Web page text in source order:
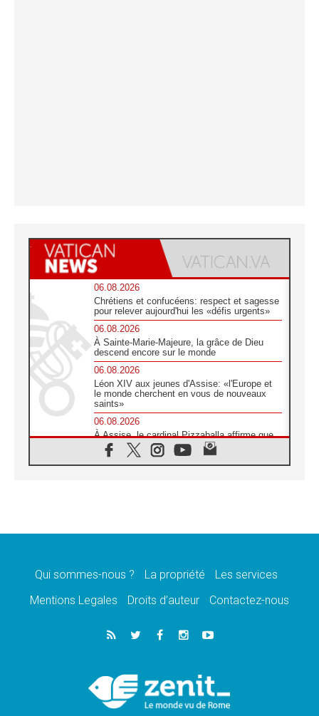
06.08.2026
Chrétiens et confucéens: respect et sagesse
pour relever aujourd'hui les «défis urgents»
06.08.2026
À Sainte-Marie-Majeure, la grâce de Dieu
descend encore sur le monde
06.08.2026
Léon XIV aux jeunes d'Assise: «l'Europe et
le monde cherchent en vous de nouveaux
saints»
06.08.2026
À Assise, le cardinal Pizzaballa affirme que
«les chrétiens veulent la paix»
06.08.2026
message de paix et de dignité humaine»
«La visite du Pape en Uruguay renforcera
l'espérance» affirme Mgr Tróccoli
05.08.2026
Le nonce en Ukraine: «Il est inquiétant
Léon XIV au Pérou, une lueur d'espoir pour
un peuple en quête de paix
Qui sommes-nous ? La propriété
Les services
Mentions Legales
Droits d’auteur Contactez-nous